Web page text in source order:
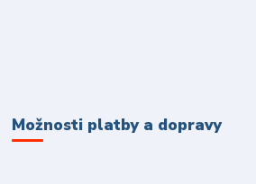
Možnosti platby a dopravy